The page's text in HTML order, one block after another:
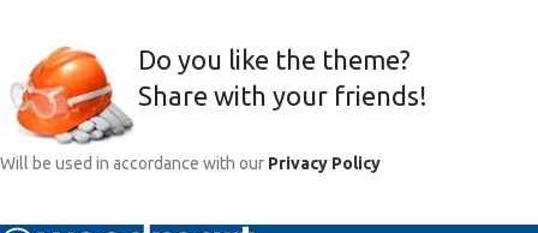
Do you like the theme?
Share with your friends!
Will be used in accordance with our Privacy Policy